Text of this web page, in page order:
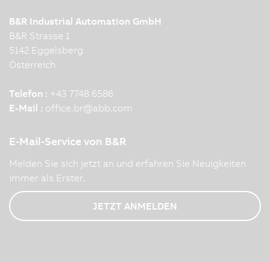
B&R Industrial Automation GmbH
B&R Strasse 1
5142 Eggelsberg
Österreich
Telefon : +43 7748 6586
E-Mail : office.br@abb.com
E-Mail-Service von B&R
Melden Sie sich jetzt an und erfahren Sie Neuigkeiten
immer als Erster.
JETZT ANMELDEN